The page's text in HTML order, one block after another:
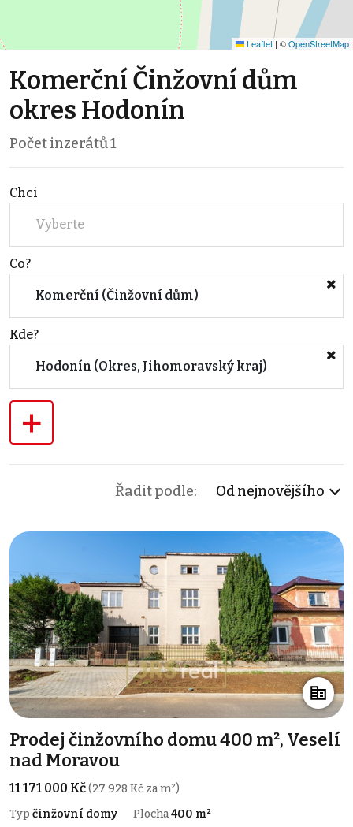
Leaflet | ©OpenStreetMap
Komerční Činžovní dům
okres Hodonín
Počet inzerátů1
Chci
Vyberte
Co?
Komerční (Činžovní dům)
Kde?
Hodonín (Okres, Jihomoravský kraj)
+
Řadit podle: Od nejnovějšího
Prodej činžovního domu 400 m², Veselí
nad Moravou
11 171 000 Kč(27 928 Kč za m²)
Typ činžovní domy Plocha400 m²